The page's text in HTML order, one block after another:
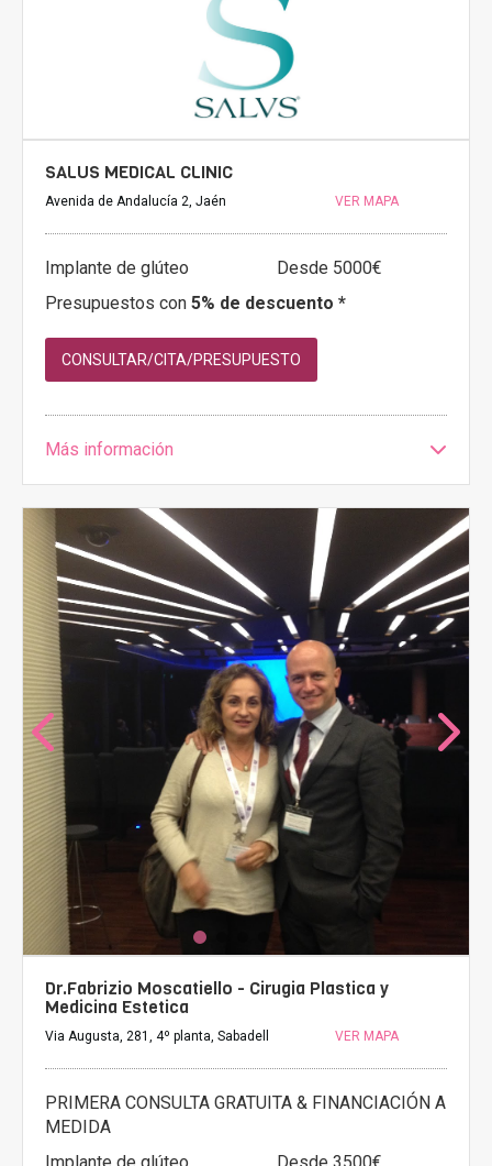
SALUS MEDICAL CLINIC
Avenida de Andalucía 2, Jaén VER MAPA
Implante de glúteo
Desde 5000€
Presupuestos con 5% de descuento *
CONSULTAR/CITA/PRESUPUESTO
Más información
Dr.Fabrizio Moscatiello - Cirugia Plastica y
Medicina Estetica
Via Augusta, 281, 4º planta, Sabadell VER MAPA
PRIMERA CONSULTA GRATUITA & FINANCIACIÓN A
MEDIDA